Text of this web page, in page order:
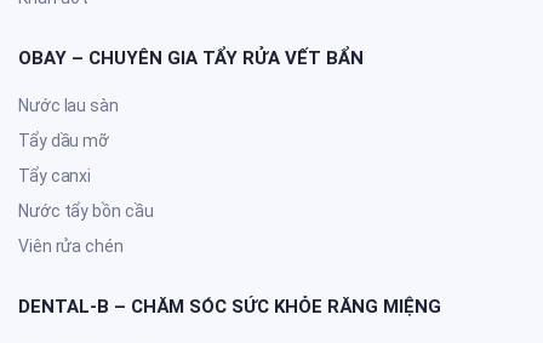
OBAY – CHUYÊN GIA TẨY RỬA VẾT BẨN
Nước lau sàn
Tẩy dầu mỡ
Tẩy canxi
Nước tẩy bồn cầu
Viên rửa chén
DENTAL-B – CHĂM SÓC SỨC KHỎE RĂNG MIỆNG